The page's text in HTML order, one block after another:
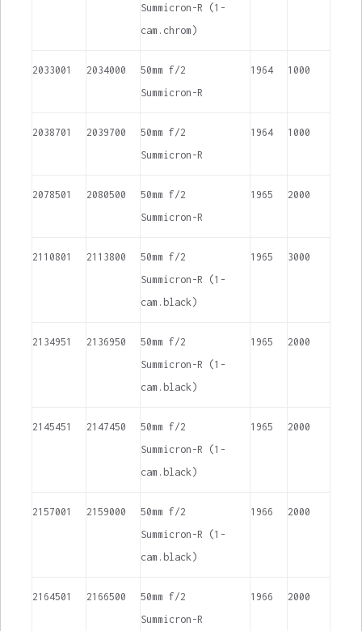
Summicron-R (1-
cam.chrom)
2033001 2034000
50mm f/2
Summicron-R
1964 1000
2038701 2039700
50mm f/2
Summicron-R
1964 1000
2078501 2080500
50mm f/2
Summicron-R
1965 2000
2110801 2113800
50mm f/2
Summicron-R (1-
cam.black)
1965 3000
2134951 2136950
50mm f/2
Summicron-R (1-
cam.black)
1965 2000
2145451 2147450
50mm f/2
Summicron-R (1-
cam.black)
1965 2000
2157001 2159000
50mm f/2
Summicron-R (1-
cam.black)
1966 2000
2164501 2166500
50mm f/2
Summicron-R
1966 2000